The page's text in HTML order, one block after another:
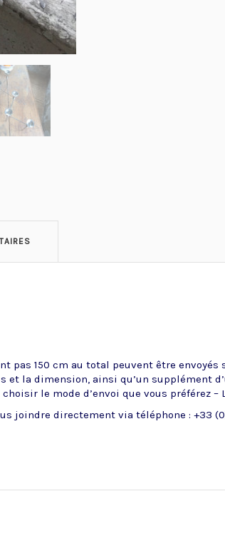
150 cm au total peuvent être envoyés
la dimension, ainsi qu’un supplément
le mode d’envoi que vous préférez –
joindre directement via téléphone : +33